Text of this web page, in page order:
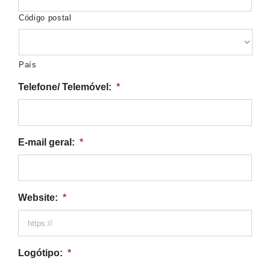
Código postal
País
Telefone/ Telemóvel: *
E-mail geral: *
Website: *
Logótipo: *